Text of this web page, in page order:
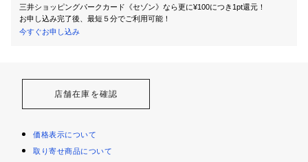
三井ショッピングパークカード《セゾン》なら更に¥100につき1pt還元！
お申し込み完了後、最短５分でご利用可能！
今すぐお申し込み
店舗在庫を確認
価格表示について
取り寄せ商品について